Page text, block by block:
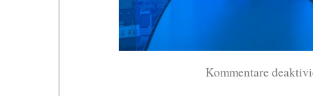
Kommentare